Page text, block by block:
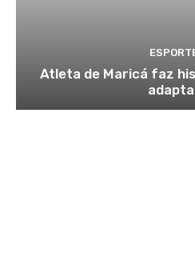
Atleta de Maricá faz